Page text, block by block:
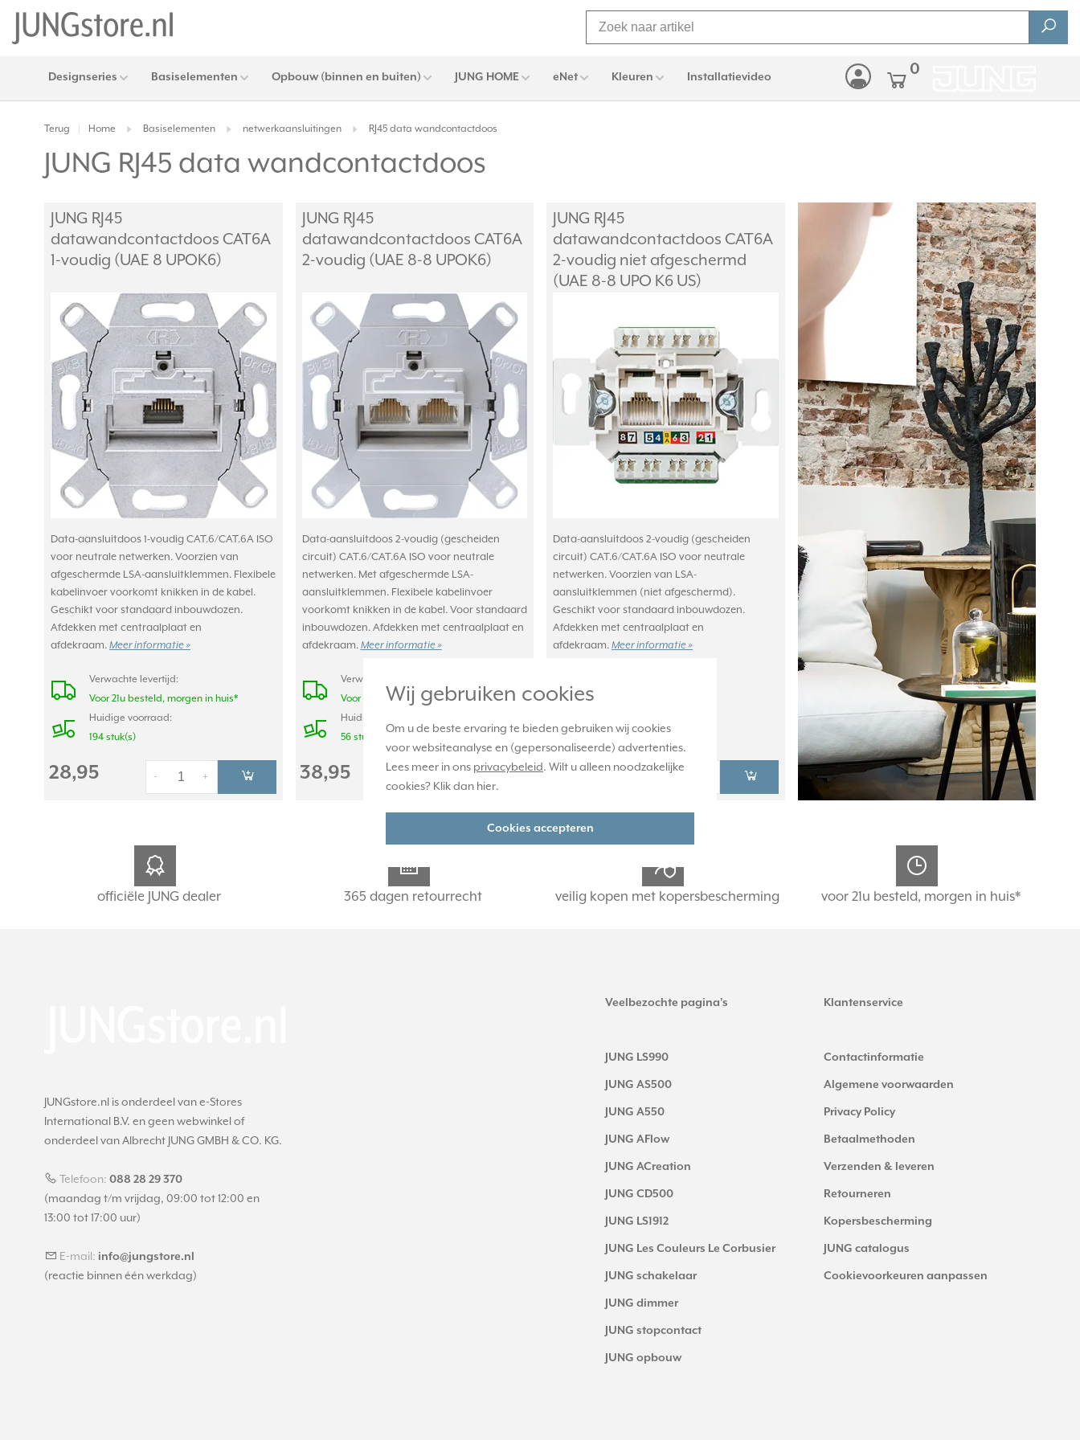
Wij gebruiken cookies
Om u de beste ervaring te bieden gebruiken wij cookies
voor websiteanalyse en (gepersonaliseerde) advertenties.
Lees meer in ons privacybeleid. Wilt u alleen noodzakelijke
cookies? Klik dan hier.
Cookies accepteren
Designseries Basiselementen Opbouw (binnen en buiten) JUNG HOME eNet Kleuren Installatievideo 0
Terug Home Basiselementen netwerkaansluitingen RJ45 data wandcontactdoos
JUNG RJ45 data wandcontactdoos
JUNG RJ45
datawandcontactdoos CAT6A
1-voudig (UAE 8 UPOK6)
Data-aansluitdoos 1-voudig CAT.6/CAT.6A ISO
voor neutrale netwerken. Voorzien van
afgeschermde LSA-aansluitklemmen. Flexibele
kabelinvoer voorkomt knikken in de kabel.
Geschikt voor standaard inbouwdozen.
Afdekken met centraalplaat en
afdekraam. Meer informatie »
Verwachte levertijd:
Voor 21u besteld, morgen in huis*
Huidige voorraad:
194 stuk(s)
28,95 +
-
JUNG RJ45
datawandcontactdoos CAT6A
2-voudig (UAE 8-8 UPOK6)
Data-aansluitdoos 2-voudig (gescheiden
circuit) CAT.6/CAT.6A ISO voor neutrale
netwerken. Met afgeschermde LSA-
aansluitklemmen. Flexibele kabelinvoer
voorkomt knikken in de kabel. Voor standaard
inbouwdozen. Afdekken met centraalplaat en
afdekraam. Meer informatie »
Verwachte levertijd:
Voor 21u besteld, morgen in huis*
Huidige voorraad:
56 stuk(s)
38,95
JUNG RJ45
datawandcontactdoos CAT6A
2-voudig niet afgeschermd
(UAE 8-8 UPO K6 US)
Data-aansluitdoos 2-voudig (gescheiden
circuit) CAT.6/CAT.6A ISO voor neutrale
netwerken. Voorzien van LSA-
aansluitklemmen (niet afgeschermd).
Geschikt voor standaard inbouwdozen.
Afdekken met centraalplaat en
afdekraam. Meer informatie »
1-2 weken
0 stuk(s)
34,95
officiële JUNG dealer 365 dagen retourrecht veilig kopen met kopersbescherming voor 21u besteld, morgen in huis*
JUNGstore.nl is onderdeel van e-Stores
International B.V. en geen webwinkel of
onderdeel van Albrecht JUNG GMBH & CO. KG.
Telefoon: 088 28 29 370
(maandag t/m vrijdag, 09:00 tot 12:00 en
13:00 tot 17:00 uur)
E-mail: info@jungstore.nl
(reactie binnen één werkdag)
Veelbezochte pagina's
JUNG LS990
JUNG AS500
JUNG A550
JUNG AFlow
JUNG ACreation
JUNG CD500
JUNG LS1912
JUNG Les Couleurs Le Corbusier
JUNG schakelaar
JUNG dimmer
JUNG stopcontact
JUNG opbouw
Klantenservice
Contactinformatie
Algemene voorwaarden
Privacy Policy
Betaalmethoden
Verzenden & leveren
Retourneren
Kopersbescherming
JUNG catalogus
Cookievoorkeuren aanpassen